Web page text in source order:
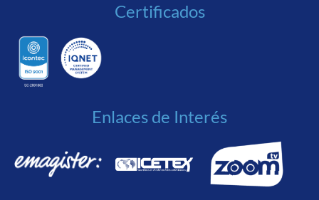
Certificados
Enlaces de Interés